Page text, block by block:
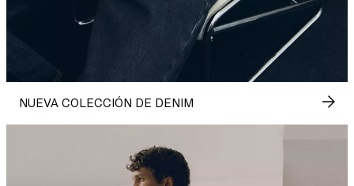
NUEVA COLECCIÓN DE DENIM